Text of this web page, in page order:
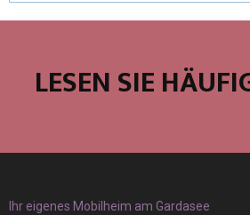
LESEN SIE
Ihr eigenes Mobilheim am Gardasee